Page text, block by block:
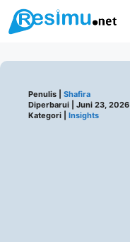
Langsung
ke
Penulis | Shafira
Diperbarui | Juni 23, 2026
Kategori | Insights